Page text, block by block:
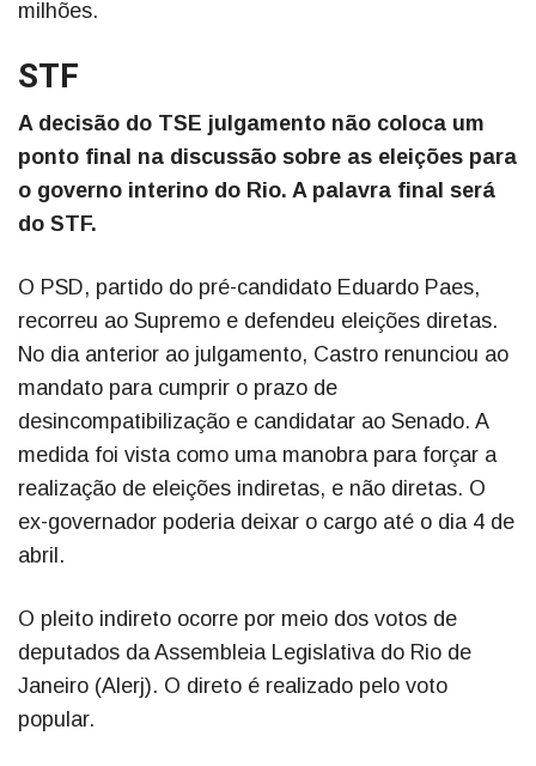
milhões.
STF
A decisão do TSE julgamento não coloca um
ponto final na discussão sobre as eleições para
o governo interino do Rio. A palavra final será
do STF.
O PSD, partido do pré-candidato Eduardo Paes,
recorreu ao Supremo e defendeu eleições diretas.
No dia anterior ao julgamento, Castro renunciou ao
mandato para cumprir o prazo de
desincompatibilização e candidatar ao Senado. A
medida foi vista como uma manobra para forçar a
realização de eleições indiretas, e não diretas. O
ex-governador poderia deixar o cargo até o dia 4 de
abril.
O pleito indireto ocorre por meio dos votos de
deputados da Assembleia Legislativa do Rio de
Janeiro (Alerj). O direto é realizado pelo voto
popular.